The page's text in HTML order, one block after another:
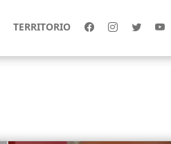
TERRITORIO